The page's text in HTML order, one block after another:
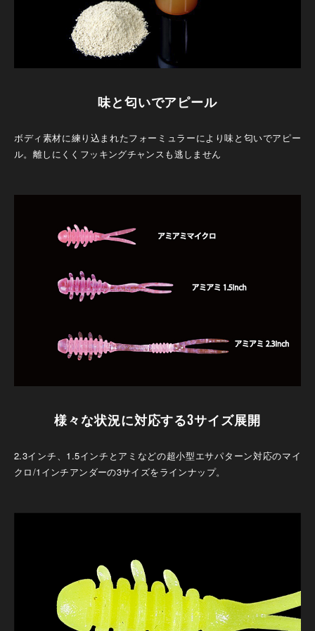
味と匂いでアピール
ボディ素材に練り込まれたフォーミュラーにより味と匂いでアピー
ル。離しにくくフッキングチャンスも逃しません
様々な状況に対応する3サイズ展開
2.3インチ、1.5インチとアミなどの超小型エサパターン対応のマイ
クロ/1インチアンダーの3サイズをラインナップ。